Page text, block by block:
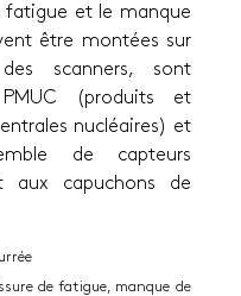
fatigue et le manque
être montées sur
scanners, sont
(produits et
nucléaires) et
de capteurs
aux capuchons de
de fatigue, manque de